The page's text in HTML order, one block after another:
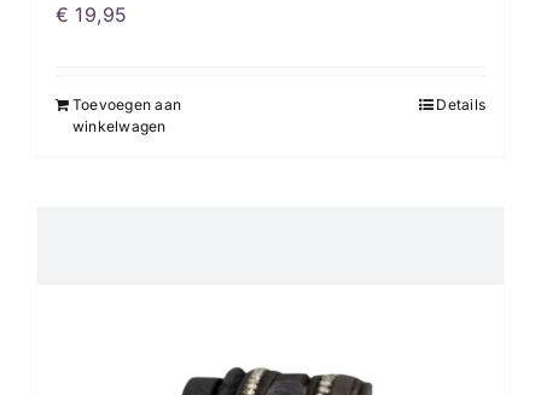
€ 19,95
Toevoegen aan
winkelwagen
Details